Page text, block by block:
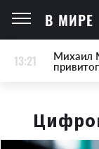
В МИРЕ
13:21 Михаил